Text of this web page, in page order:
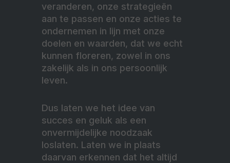
veranderen, onze strategieën
aan te passen en onze acties te
ondernemen in lijn met onze
doelen en waarden, dat we echt
kunnen floreren, zowel in ons
zakelijk als in ons persoonlijk
leven.
Dus laten we het idee van
succes en geluk als een
onvermijdelijke noodzaak
loslaten. Laten we in plaats
daarvan erkennen dat het altijd